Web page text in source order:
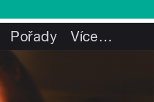
Pořady Více…